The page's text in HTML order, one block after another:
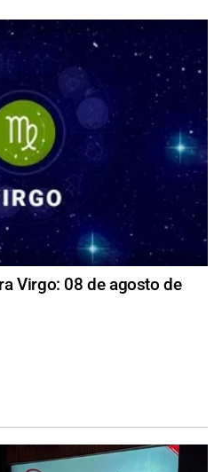
Virgo: 08 de agosto de